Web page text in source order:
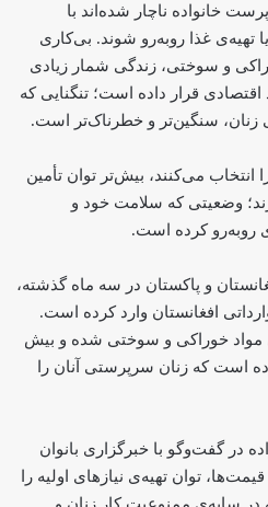
خانواده ناچار شده‌اند با
تهیه‌ی غذا روبه‌رو شوند. بی‌کاری
و سوختی، زندگی شمار زیادی
اقتصادی قرار داده است؛ تنگنایی که
زنان، سنگین‌تر و خطرناک‌تر است.
انتخاب می‌کنند، بیش‌تر توان تأمین
وضعیتی که سلامت خود و
روبه‌رو کرده است.
و پاکستان در سه ماه گذشته،
افغانستان وارد کرده است.
مواد خوراکی و سوختی شده و بیش
است که زنان سرپرستی آنان را
در گفت‌وگو با خبرگزاری بانوان
توان تهیه‌ی نیازهای اولیه را